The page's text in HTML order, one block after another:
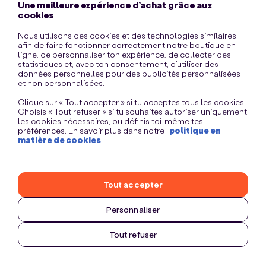
Une meilleure expérience d’achat grâce aux
cookies
Nous utilisons des cookies et des technologies similaires
afin de faire fonctionner correctement notre boutique en
ligne, de personnaliser ton expérience, de collecter des
statistiques et, avec ton consentement, d’utiliser des
données personnelles pour des publicités personnalisées
et non personnalisées.
Clique sur « Tout accepter » si tu acceptes tous les cookies.
Choisis « Tout refuser » si tu souhaites autoriser uniquement
les cookies nécessaires, ou définis toi-même tes
préférences. En savoir plus dans notre politique en
matière de cookies
Personnaliser
Tout refuser
Tout accepter